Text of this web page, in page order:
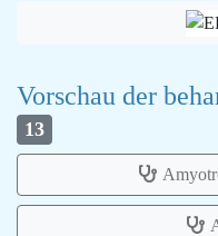
Vorschau der
13